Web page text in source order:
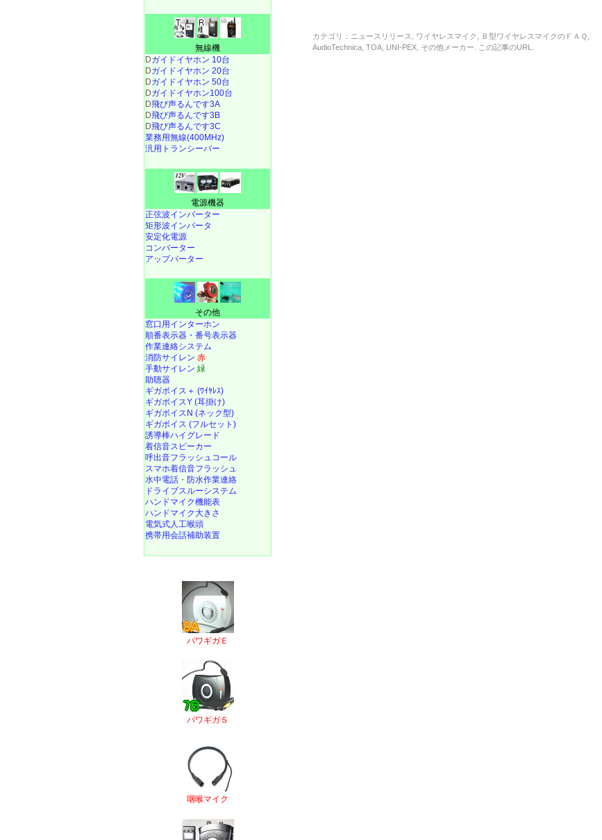
カテゴリ： ニュースリリース ワイヤレスマイク Ｂ型ワイヤレスマイクのＦＡＱ
AudioTechnica ,TOA UNI-PEX その他メーカー . この記事のURL
無線機
Dガイドイヤホン 10台
Dガイドイヤホン 20台
Dガイドイヤホン 50台
Dガイドイヤホン100台
D飛び声るんです3A
D飛び声るんです3B
D飛び声るんです3C
業務用無線(400MHz)
汎用トランシーバー
電源機器
正弦波インバーター
矩形波インバータ
安定化電源
コンバーター
アップバーター
その他
窓口用インターホン
順番表示器・番号表示器
作業連絡システム
消防サイレン 赤
手動サイレン 緑
助聴器
ギガボイス＋ (ﾜｲﾔﾚｽ)
ギガボイスY (耳掛け)
ギガボイスN (ネック型)
ギガボイス (フルセット)
誘導棒ハイグレード
着信音スピーカー
呼出音フラッシュコール
スマホ着信音フラッシュ
水中電話 ・ 防水作業連絡
ドライブスルーシステム
ハンドマイク機能表
ハンドマイク大きさ
電気式人工喉頭
携帯用会話補助装置
パワギガＥ
パワギガＳ
咽喉マイク